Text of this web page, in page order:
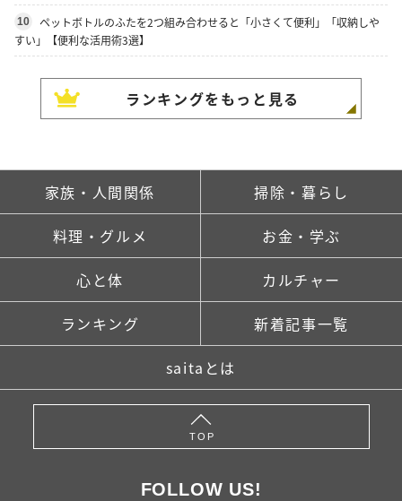
10
ペットボトルのふたを2つ組み合わせると「小さくて便利」「収納しや
すい」【便利な活用術3選】
ランキングをもっと見る
家族・人間関係 掃除・暮らし
料理・グルメ お金・学ぶ
心と体 カルチャー
ランキング 新着記事一覧
saitaとは
TOP
FOLLOW US!